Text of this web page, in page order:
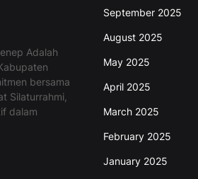
Adalah
bersama
Silaturrahmi,
dalam
September 2025
August 2025
May 2025
April 2025
March 2025
February 2025
January 2025